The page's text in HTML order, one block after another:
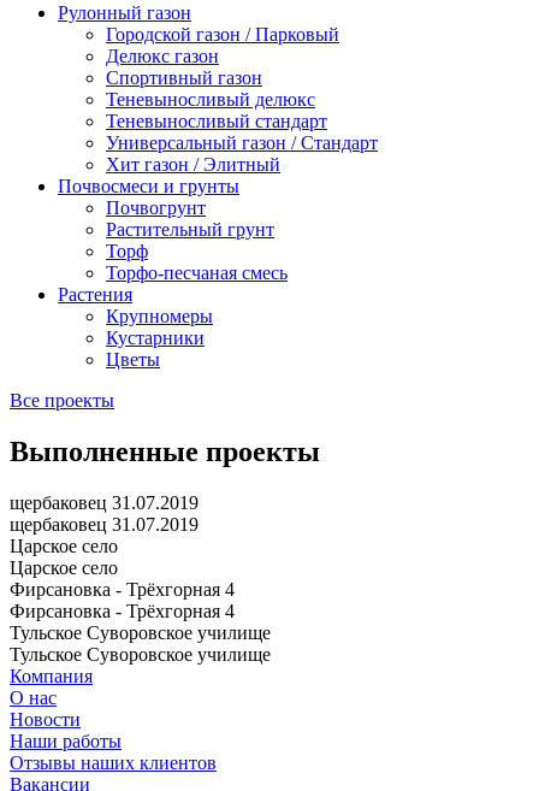
Рулонный газон
Городской газон / Парковый
Делюкс газон
Спортивный газон
Теневыносливый делюкс
Теневыносливый стандарт
Универсальный газон / Стандарт
Хит газон / Элитный
Почвосмеси и грунты
Почвогрунт
Растительный грунт
Торф
Торфо-песчаная смесь
Растения
Крупномеры
Кустарники
Цветы
Все проекты
Выполненные проекты
щербаковец 31.07.2019
щербаковец 31.07.2019
Царское село
Царское село
Фирсановка - Трёхгорная 4
Фирсановка - Трёхгорная 4
Тульское Суворовское училище
Тульское Суворовское училище
Компания
О нас
Новости
Наши работы
Отзывы наших клиентов
Вакансии